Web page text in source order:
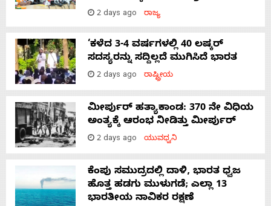
2 days ago ರಾಜ್ಯ
‘ಕಳೆದ 3-4 ವರ್ಷಗಳಲ್ಲಿ 40 ಲಷ್ಕರ್
ಸದಸ್ಯರನ್ನು ಸದ್ದಿಲ್ಲದೆ ಮುಗಿಸಿದೆ ಭಾರತ
2 days ago ರಾಷ್ಟ್ರೀಯ
ಮೀರ್ಪುರ್ ಹತ್ಯಾಕಾಂಡ: 370 ನೇ ವಿಧಿಯ
ಅಂತ್ಯಕ್ಕೆ ಆರಂಭ ನೀಡಿತ್ತು ಮೀರ್ಪುರ್
2 days ago ಯುವಧ್ವನಿ
ಕೆಂಪು ಸಮುದ್ರದಲ್ಲಿ ದಾಳಿ, ಭಾರತ ಧ್ವಜ
ಹೊತ್ತ ಹಡಗು ಮುಳುಗಡೆ; ಎಲ್ಲಾ 13
ಭಾರತೀಯ ನಾವಿಕರ ರಕ್ಷಣೆ